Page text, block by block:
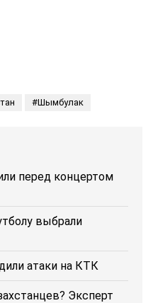
Шымбулак
перед концертом
выбрали
атаки на КТК
Эксперт